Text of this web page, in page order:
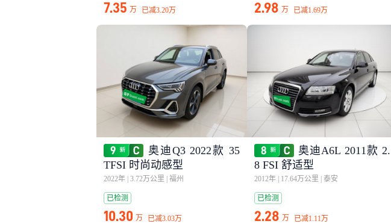
7.35 万 已减3.20万 2.98 万 已减1.69万
奥迪Q3 2022款 35
TFSI 时尚动感型
2022年 3.72万公里 福州
已检测
10.30 万 已减3.03万
奥迪A6L 2011款 2.
8 FSI 舒适型
2012年 17.64万公里 泰安
已检测
2.28 万 已减1.11万